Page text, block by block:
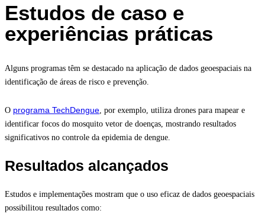
Estudos de caso e
experiências práticas
Alguns programas têm se destacado na aplicação de dados geoespaciais na
identificação de áreas de risco e prevenção.
O programa TechDengue , por exemplo, utiliza drones para mapear e
identificar focos do mosquito vetor de doenças, mostrando resultados
significativos no controle da epidemia de dengue.
Resultados alcançados
Estudos e implementações mostram que o uso eficaz de dados geoespaciais
possibilitou resultados como: